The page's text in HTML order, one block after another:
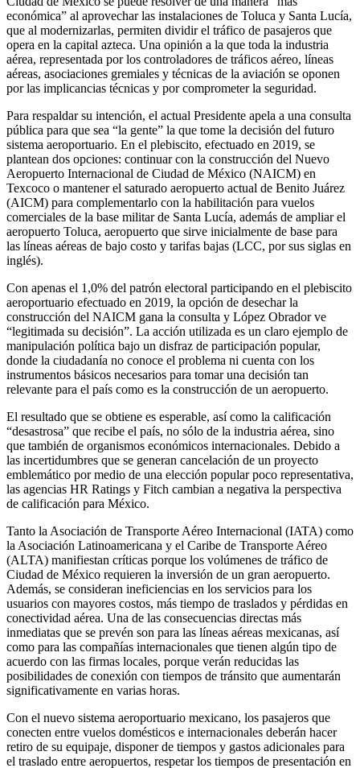
económica” al aprovechar las instalaciones de Toluca y Santa Lucía,
que al modernizarlas, permiten dividir el tráfico de pasajeros que
opera en la capital azteca. Una opinión a la que toda la industria
aérea, representada por los controladores de tráficos aéreo, líneas
aéreas, asociaciones gremiales y técnicas de la aviación se oponen
por las implicancias técnicas y por comprometer la seguridad.
Para respaldar su intención, el actual Presidente apela a una consulta
pública para que sea “la gente” la que tome la decisión del futuro
sistema aeroportuario. En el plebiscito, efectuado en 2019, se
plantean dos opciones: continuar con la construcción del Nuevo
Aeropuerto Internacional de Ciudad de México (NAICM) en
Texcoco o mantener el saturado aeropuerto actual de Benito Juárez
(AICM) para complementarlo con la habilitación para vuelos
comerciales de la base militar de Santa Lucía, además de ampliar el
aeropuerto Toluca, aeropuerto que sirve inicialmente de base para
las líneas aéreas de bajo costo y tarifas bajas (LCC, por sus siglas en
inglés).
Con apenas el 1,0% del patrón electoral participando en el plebiscito
aeroportuario efectuado en 2019, la opción de desechar la
construcción del NAICM gana la consulta y López Obrador ve
“legitimada su decisión”. La acción utilizada es un claro ejemplo de
manipulación política bajo un disfraz de participación popular,
donde la ciudadanía no conoce el problema ni cuenta con los
instrumentos básicos necesarios para tomar una decisión tan
relevante para el país como es la construcción de un aeropuerto.
El resultado que se obtiene es esperable, así como la calificación
“desastrosa” que recibe el país, no sólo de la industria aérea, sino
que también de organismos económicos internacionales. Debido a
las incertidumbres que se generan cancelación de un proyecto
emblemático por medio de una elección popular poco representativa,
las agencias HR Ratings y Fitch cambian a negativa la perspectiva
de calificación para México.
Tanto la Asociación de Transporte Aéreo Internacional (IATA) como
la Asociación Latinoamericana y el Caribe de Transporte Aéreo
(ALTA) manifiestan críticas porque los volúmenes de tráfico de
Ciudad de México requieren la inversión de un gran aeropuerto.
Además, se consideran ineficiencias en los servicios para los
usuarios con mayores costos, más tiempo de traslados y pérdidas en
conectividad aérea. Una de las consecuencias directas más
inmediatas que se prevén son para las líneas aéreas mexicanas, así
como para las compañías internacionales que tienen algún tipo de
acuerdo con las firmas locales, porque verán reducidas las
posibilidades de conexión con tiempos de tránsito que aumentarán
significativamente en varias horas.
Con el nuevo sistema aeroportuario mexicano, los pasajeros que
conecten entre vuelos domésticos e internacionales deberán hacer
retiro de su equipaje, disponer de tiempos y gastos adicionales para
el traslado entre aeropuertos, respetar los tiempos de presentación en